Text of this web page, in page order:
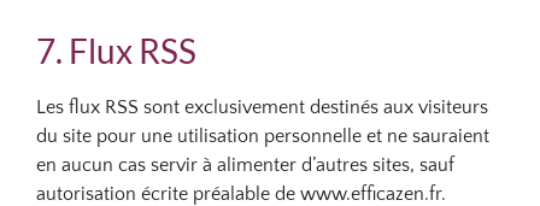
7. Flux RSS
Les flux RSS sont exclusivement destinés aux visiteurs
du site pour une utilisation personnelle et ne sauraient
en aucun cas servir à alimenter d’autres sites, sauf
autorisation écrite préalable de www.efficazen.fr.